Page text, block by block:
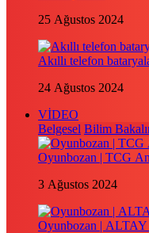
25 Ağustos 2024
Akıllı telefon
24 Ağustos 2024
VİDEO
Belgesel Bilim
Oyunbozan | TCG
3 Ağustos 2024
Oyunbozan | ALTAY